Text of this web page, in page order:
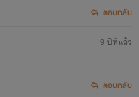
ตอบกลับ
9 ปีที่แล้ว
ตอบกลับ